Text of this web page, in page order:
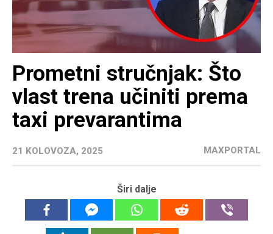
Prometni stručnjak: Što
vlast trena učiniti prema
taxi prevarantima
21 KOLOVOZA, 2025 MAXPORTAL
Širi dalje